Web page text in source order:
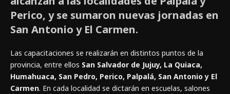
Perico, y se sumaron nuevas jornadas en
San Antonio y El Carmen.
Las capacitaciones se realizarán en distintos puntos de la
provincia, entre ellos San Salvador de Jujuy, La Quiaca,
Humahuaca, San Pedro, Perico, Palpalá, San Antonio y El
Carmen. En cada localidad se dictarán en escuelas, salones